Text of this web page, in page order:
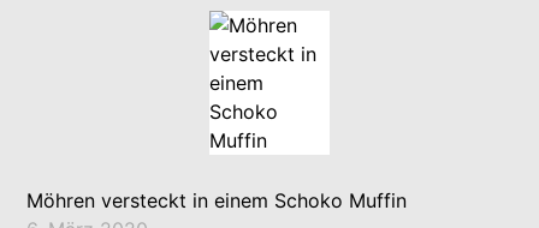
Möhren versteckt in einem Schoko Muffin